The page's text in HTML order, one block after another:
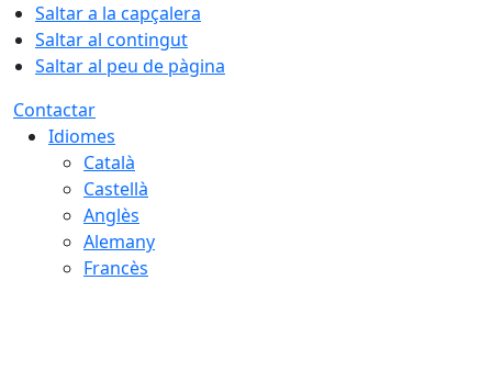
Saltar a la capçalera
Saltar al contingut
Saltar al peu de pàgina
Contactar
Idiomes
Català
Castellà
Anglès
Alemany
Francès